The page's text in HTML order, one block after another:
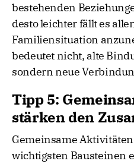
bestehenden
desto leichter fällt es
Familiensituation
bedeutet nicht, alte
sondern neue
Tipp 5:
stärken den
Gemeinsame
wichtigsten Bausteinen